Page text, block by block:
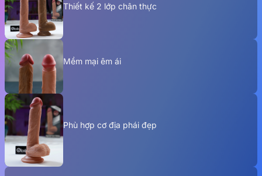
Thiết kế 2 lớp chân thực
Mềm mại êm ái
Phù hợp cơ địa phái đẹp